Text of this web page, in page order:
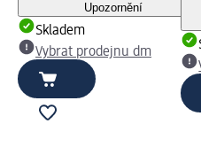
Upozornění
Skladem
Vybrat prodejnu dm